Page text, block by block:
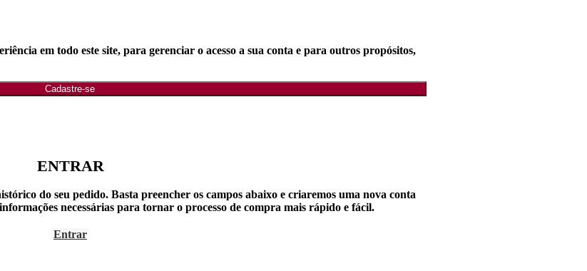
em todo este site, para gerenciar o acesso a sua conta e para outros propósitos,
Cadastre-se
ENTRAR
do seu pedido. Basta preencher os campos abaixo e criaremos uma nova conta
necessárias para tornar o processo de compra mais rápido e fácil.
Entrar